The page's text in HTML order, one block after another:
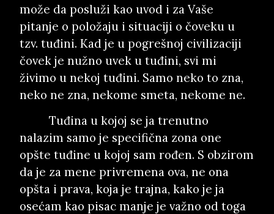
može da posluži kao uvod i za Vaše
pitanje o položaju i situaciji o čoveku u
tzv. tuđini. Kad je u pogrešnoj civilizaciji
čovek je nužno uvek u tuđini, svi mi
živimo u nekoj tuđini. Samo neko to zna,
neko ne zna, nekome smeta, nekome ne.
Tuđina u kojoj se ja trenutno
nalazim samo je specifična zona one
opšte tuđine u kojoj sam rođen. S obzirom
da je za mene privremena ova, ne ona
opšta i prava, koja je trajna, kako je ja
osećam kao pisac manje je važno od toga